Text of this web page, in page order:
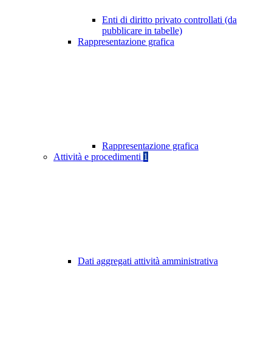
Enti di diritto privato controllati (da
pubblicare in tabelle)
Rappresentazione grafica
Rappresentazione grafica
Attività e procedimenti 1
Dati aggregati attività amministrativa